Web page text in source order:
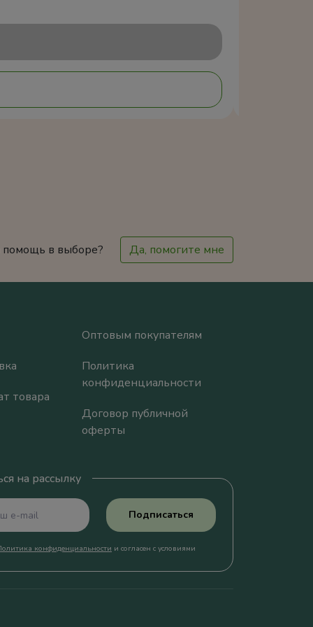
в выборе? Да, помогите мне
товара
Оптовым покупателям
Политика
конфиденциальности
Договор публичной
оферты
на рассылку
Подписаться
конфиденциальности и согласен с условиями